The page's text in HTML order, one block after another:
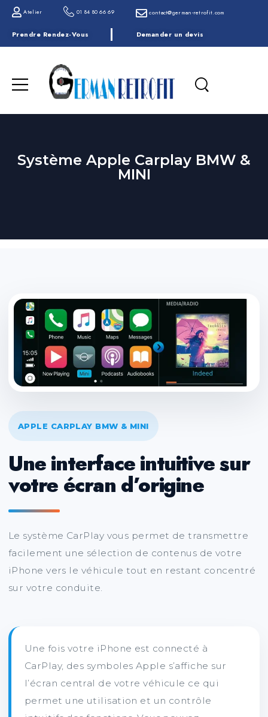
Atelier 01 84 80 66 69 contact@german-retrofit.com
Prendre Rendez-Vous Demander un devis
Système Apple Carplay BMW &
MINI
APPLE CARPLAY BMW & MINI
Une interface intuitive sur
votre écran d’origine
Le système CarPlay vous permet de transmettre
facilement une sélection de contenus de votre
iPhone vers le véhicule tout en restant concentré
sur votre conduite.
Une fois votre iPhone est connecté à
CarPlay, des symboles Apple s’affiche sur
l’écran central de votre véhicule ce qui
permet une utilisation et un contrôle